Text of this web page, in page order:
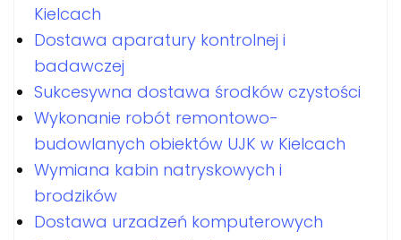
Kielcach
Dostawa aparatury kontrolnej i
badawczej
Sukcesywna dostawa środków czystości
Wykonanie robót remontowo-
budowlanych obiektów UJK w Kielcach
Wymiana kabin natryskowych i
brodzików
Dostawa urzadzeń komputerowych